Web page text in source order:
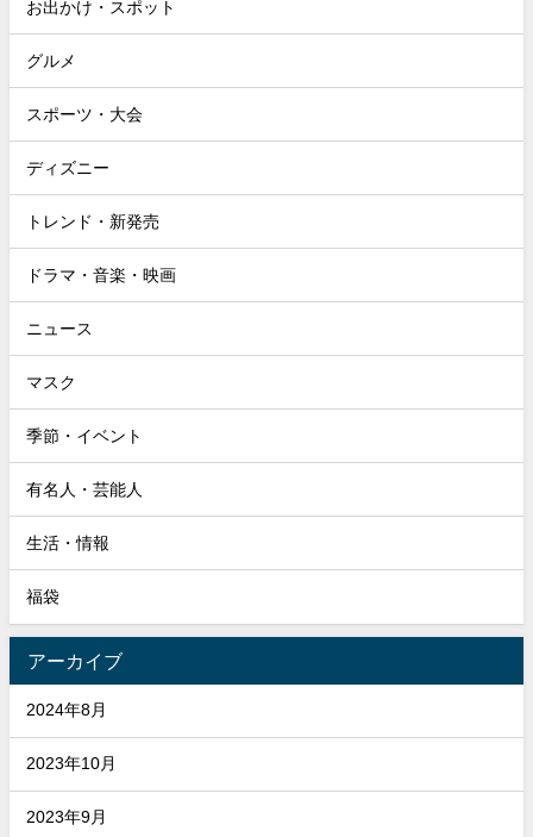
お出かけ・スポット
グルメ
スポーツ・大会
ディズニー
トレンド・新発売
ドラマ・音楽・映画
ニュース
マスク
季節・イベント
有名人・芸能人
生活・情報
福袋
アーカイブ
2024年8月
2023年10月
2023年9月